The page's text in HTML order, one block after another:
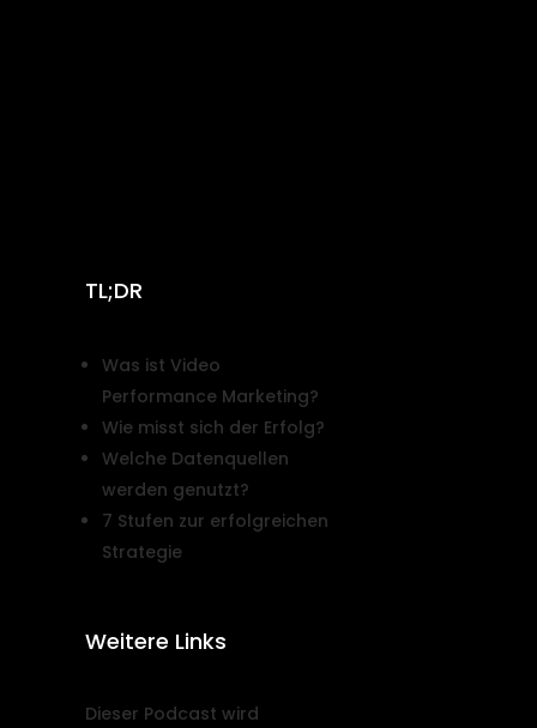
TL;DR
Was ist Video
Performance Marketing?
Wie misst sich der Erfolg?
Welche Datenquellen
werden genutzt?
7 Stufen zur erfolgreichen
Strategie
Weitere Links
Dieser Podcast wird